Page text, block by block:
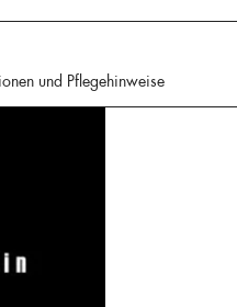
und Pflegehinweise